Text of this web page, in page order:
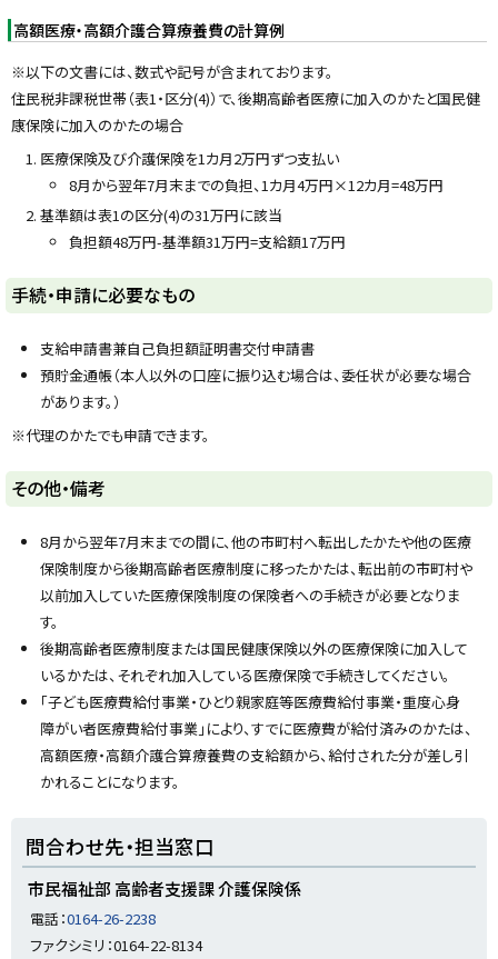
高額医療・高額介護合算療養費の計算例
※以下の文書には、数式や記号が含まれております。
住民税非課税世帯（表1・区分(4)）で、後期高齢者医療に加入のかたと国民健
康保険に加入のかたの場合
医療保険及び介護保険を1カ月2万円ずつ支払い
8月から翌年7月末までの負担、1カ月4万円×12カ月=48万円
基準額は表1の区分(4)の31万円に該当
負担額48万円-基準額31万円=支給額17万円
ト
ッ
プ
に
手続・申請に必要なもの
支給申請書兼自己負担額証明書交付申請書
預貯金通帳（本人以外の口座に振り込む場合は、委任状が必要な場合
があります。）
※代理のかたでも申請できます。
ト
ッ
プ
その他・備考
8月から翌年7月末までの間に、他の市町村へ転出したかたや他の医療
保険制度から後期高齢者医療制度に移ったかたは、転出前の市町村や
以前加入していた医療保険制度の保険者への手続きが必要となりま
す。
後期高齢者医療制度または国民健康保険以外の医療保険に加入して
いるかたは、それぞれ加入している医療保険で手続きしてください。
「子ども医療費給付事業・ひとり親家庭等医療費給付事業・重度心身
障がい者医療費給付事業」により、すでに医療費が給付済みのかたは、
高額医療・高額介護合算療養費の支給額から、給付された分が差し引
かれることになります。
問合わせ先・担当窓口
市民福祉部 高齢者支援課 介護保険係
電話：0164-26-2238
ファクシミリ：0164-22-8134